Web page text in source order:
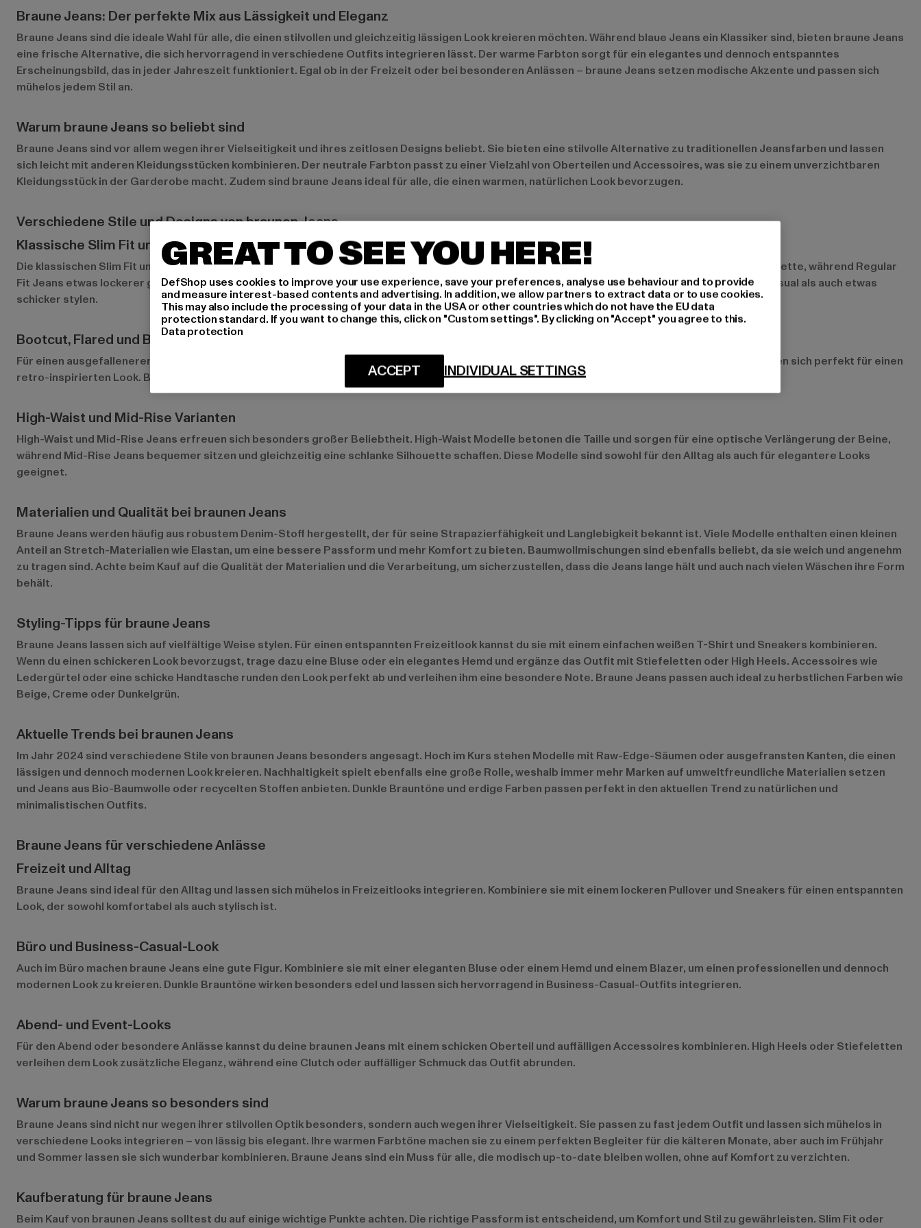
Braune Jeans: Der perfekte Mix aus Lässigkeit und Eleganz
Braune Jeans sind die ideale Wahl für alle, die einen stilvollen und gleichzeitig lässigen Look kreieren möchten. Während blaue Jeans ein Klassiker sind, bieten braune Jeans
eine frische Alternative, die sich hervorragend in verschiedene Outfits integrieren lässt. Der warme Farbton sorgt für ein elegantes und dennoch entspanntes
Erscheinungsbild, das in jeder Jahreszeit funktioniert. Egal ob in der Freizeit oder bei besonderen Anlässen – braune Jeans setzen modische Akzente und passen sich
mühelos jedem Stil an.
Warum braune Jeans so beliebt sind
Braune Jeans sind vor allem wegen ihrer Vielseitigkeit und ihres zeitlosen Designs beliebt. Sie bieten eine stilvolle Alternative zu traditionellen Jeansfarben und lassen
sich leicht mit anderen Kleidungsstücken kombinieren. Der neutrale Farbton passt zu einer Vielzahl von Oberteilen und Accessoires, was sie zu einem unverzichtbaren
Kleidungsstück in der Garderobe macht. Zudem sind braune Jeans ideal für alle, die einen warmen, natürlichen Look bevorzugen.
Verschiedene Stile und Designs von braunen Jeans
Klassische Slim Fit und Regular Fit Modelle
Die klassischen Slim Fit und Regular Fit Modelle sind die beliebtesten Varianten von braunen Jeans. Slim Fit Jeans sitzen eng und betonen die Silhouette, während Regular
Fit Jeans etwas lockerer geschnitten sind und somit mehr Bewegungsfreiheit bieten. Beide Stile sind ideal für den Alltag und lassen sich sowohl casual als auch etwas
schicker stylen.
Bootcut, Flared und Baggy Styles
Für einen ausgefalleneren Look gibt es braune Jeans auch in Bootcut- oder Flared-Varianten. Diese Schnitte sind ab dem Knie ausgestellt und eignen sich perfekt für einen
retro-inspirierten Look. Baggy Jeans bieten hingegen maximalen Komfort und sind ideal für lässige Streetwear-Outfits.
High-Waist und Mid-Rise Varianten
High-Waist und Mid-Rise Jeans erfreuen sich besonders großer Beliebtheit. High-Waist Modelle betonen die Taille und sorgen für eine optische Verlängerung der Beine,
während Mid-Rise Jeans bequemer sitzen und gleichzeitig eine schlanke Silhouette schaffen. Diese Modelle sind sowohl für den Alltag als auch für elegantere Looks
geeignet.
Materialien und Qualität bei braunen Jeans
Braune Jeans werden häufig aus robustem Denim-Stoff hergestellt, der für seine Strapazierfähigkeit und Langlebigkeit bekannt ist. Viele Modelle enthalten einen kleinen
Anteil an Stretch-Materialien wie Elastan, um eine bessere Passform und mehr Komfort zu bieten. Baumwollmischungen sind ebenfalls beliebt, da sie weich und angenehm
zu tragen sind. Achte beim Kauf auf die Qualität der Materialien und die Verarbeitung, um sicherzustellen, dass die Jeans lange hält und auch nach vielen Wäschen ihre Form
behält.
Styling-Tipps für braune Jeans
Braune Jeans lassen sich auf vielfältige Weise stylen. Für einen entspannten Freizeitlook kannst du sie mit einem einfachen weißen T-Shirt und Sneakers kombinieren.
Wenn du einen schickeren Look bevorzugst, trage dazu eine Bluse oder ein elegantes Hemd und ergänze das Outfit mit Stiefeletten oder High Heels. Accessoires wie
Ledergürtel oder eine schicke Handtasche runden den Look perfekt ab und verleihen ihm eine besondere Note. Braune Jeans passen auch ideal zu herbstlichen Farben wie
Beige, Creme oder Dunkelgrün.
Aktuelle Trends bei braunen Jeans
Im Jahr 2024 sind verschiedene Stile von braunen Jeans besonders angesagt. Hoch im Kurs stehen Modelle mit Raw-Edge-Säumen oder ausgefransten Kanten, die einen
lässigen und dennoch modernen Look kreieren. Nachhaltigkeit spielt ebenfalls eine große Rolle, weshalb immer mehr Marken auf umweltfreundliche Materialien setzen
und Jeans aus Bio-Baumwolle oder recycelten Stoffen anbieten. Dunkle Brauntöne und erdige Farben passen perfekt in den aktuellen Trend zu natürlichen und
minimalistischen Outfits.
Braune Jeans für verschiedene Anlässe
Freizeit und Alltag
Braune Jeans sind ideal für den Alltag und lassen sich mühelos in Freizeitlooks integrieren. Kombiniere sie mit einem lockeren Pullover und Sneakers für einen entspannten
Look, der sowohl komfortabel als auch stylisch ist.
Büro und Business-Casual-Look
Auch im Büro machen braune Jeans eine gute Figur. Kombiniere sie mit einer eleganten Bluse oder einem Hemd und einem Blazer, um einen professionellen und dennoch
modernen Look zu kreieren. Dunkle Brauntöne wirken besonders edel und lassen sich hervorragend in Business-Casual-Outfits integrieren.
Abend- und Event-Looks
Für den Abend oder besondere Anlässe kannst du deine braunen Jeans mit einem schicken Oberteil und auffälligen Accessoires kombinieren. High Heels oder Stiefeletten
verleihen dem Look zusätzliche Eleganz, während eine Clutch oder auffälliger Schmuck das Outfit abrunden.
Warum braune Jeans so besonders sind
Braune Jeans sind nicht nur wegen ihrer stilvollen Optik besonders, sondern auch wegen ihrer Vielseitigkeit. Sie passen zu fast jedem Outfit und lassen sich mühelos in
verschiedene Looks integrieren – von lässig bis elegant. Ihre warmen Farbtöne machen sie zu einem perfekten Begleiter für die kälteren Monate, aber auch im Frühjahr
und Sommer lassen sie sich wunderbar kombinieren. Braune Jeans sind ein Muss für alle, die modisch up-to-date bleiben wollen, ohne auf Komfort zu verzichten.
Kaufberatung für braune Jeans
Beim Kauf von braunen Jeans solltest du auf einige wichtige Punkte achten. Die richtige Passform ist entscheidend, um Komfort und Stil zu gewährleisten. Slim Fit oder
GREAT TO SEE YOU HERE!
DefShop uses cookies to improve your use experience, save your preferences, analyse use behaviour and to provide
and measure interest-based contents and advertising. In addition, we allow partners to extract data or to use cookies.
This may also include the processing of your data in the USA or other countries which do not have the EU data
protection standard. If you want to change this, click on "Custom settings". By clicking on "Accept" you agree to this.
Data protection
INDIVIDUAL SETTINGS
ACCEPT